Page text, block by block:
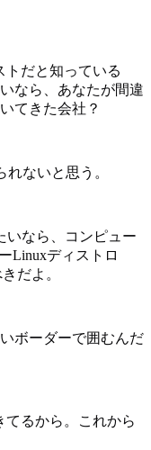
トだと知っている
なら、あなたが間違
てきた会社？
ないと思う。
いなら、コンピュー
Linuxディストロ
だよ。
ボーダーで囲むんだ
てるから。これから